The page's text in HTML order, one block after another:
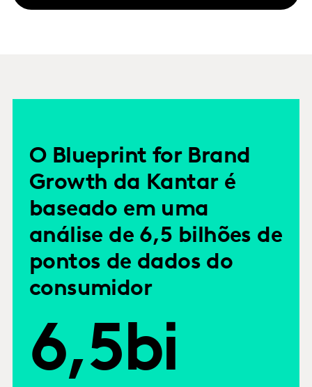
O Blueprint for Brand
Growth da Kantar é
baseado em uma
análise de 6,5 bilhões de
pontos de dados do
consumidor
6,5bi